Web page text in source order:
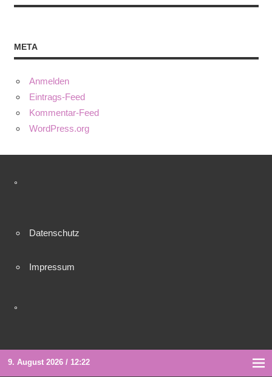
META
Anmelden
Eintrags-Feed
Kommentar-Feed
WordPress.org
°
Datenschutz
Impressum
°
9. August 2026 / 12:22